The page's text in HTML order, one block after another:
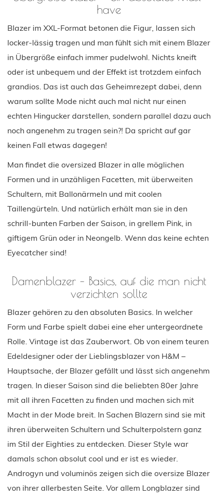
have
Blazer im XXL-Format betonen die Figur, lassen sich
locker-lässig tragen und man fühlt sich mit einem Blazer
in Übergröße einfach immer pudelwohl. Nichts kneift
oder ist unbequem und der Effekt ist trotzdem einfach
grandios. Das ist auch das Geheimrezept dabei, denn
warum sollte Mode nicht auch mal nicht nur einen
echten Hingucker darstellen, sondern parallel dazu auch
noch angenehm zu tragen sein?! Da spricht auf gar
keinen Fall etwas dagegen!
Man findet die oversized Blazer in alle möglichen
Formen und in unzähligen Facetten, mit überweiten
Schultern, mit Ballonärmeln und mit coolen
Taillengürteln. Und natürlich erhält man sie in den
schrill-bunten Farben der Saison, in grellem Pink, in
giftigem Grün oder in Neongelb. Wenn das keine echten
Eyecatcher sind!
Damenblazer – Basics, auf die man nicht
verzichten sollte
Blazer gehören zu den absoluten Basics. In welcher
Form und Farbe spielt dabei eine eher untergeordnete
Rolle. Vintage ist das Zauberwort. Ob von einem teuren
Edeldesigner oder der Lieblingsblazer von H&M –
Hauptsache, der Blazer gefällt und lässt sich angenehm
tragen. In dieser Saison sind die beliebten 80er Jahre
mit all ihren Facetten zu finden und machen sich mit
Macht in der Mode breit. In Sachen Blazern sind sie mit
ihren überweiten Schultern und Schulterpolstern ganz
im Stil der Eighties zu entdecken. Dieser Style war
damals schon absolut cool und er ist es wieder.
Androgyn und voluminös zeigen sich die oversize Blazer
von ihrer allerbesten Seite. Vor allem Longblazer sind